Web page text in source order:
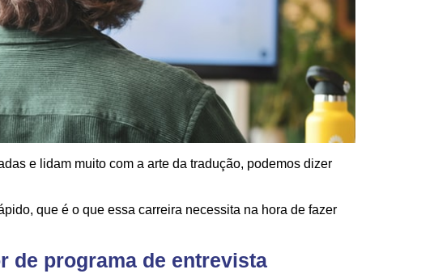
e lidam muito com a arte da tradução, podemos dizer
que é o que essa carreira necessita na hora de fazer
de programa de entrevista